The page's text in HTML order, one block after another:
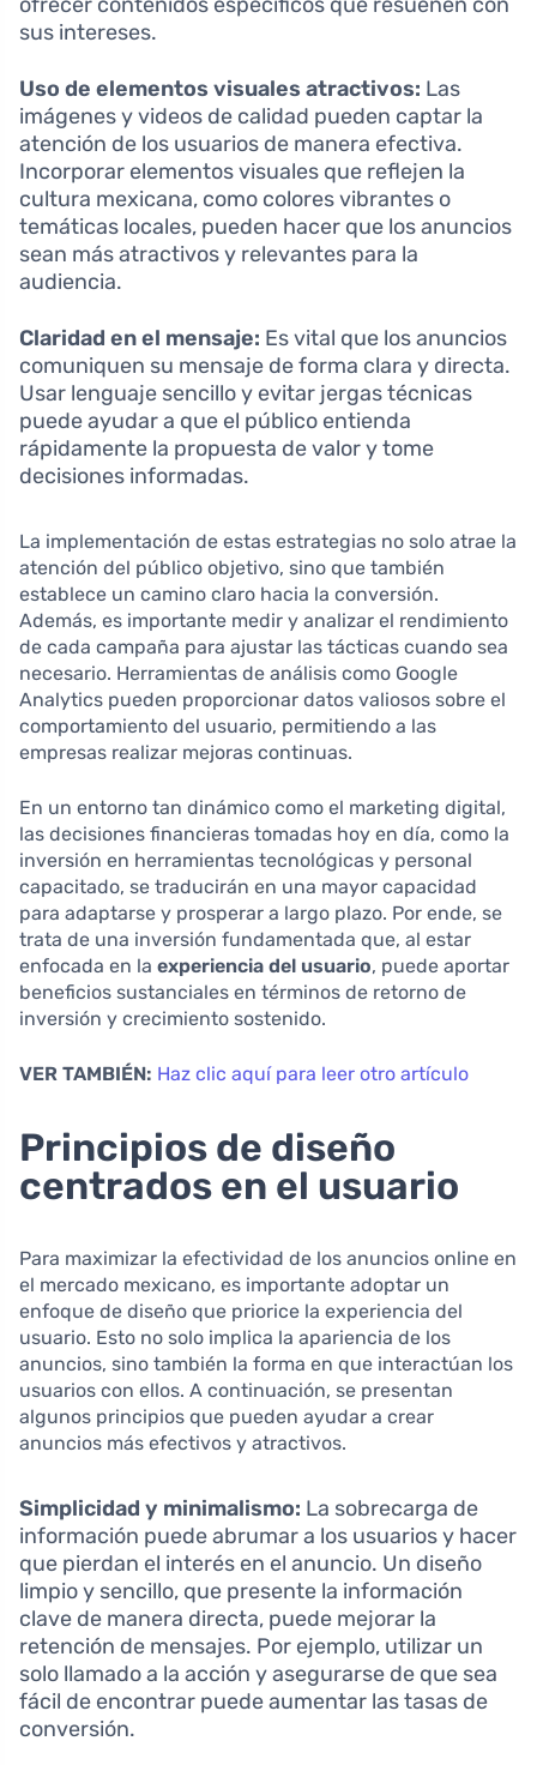
sus intereses.
Uso de elementos visuales atractivos: Las
imágenes y videos de calidad pueden captar la
atención de los usuarios de manera efectiva.
Incorporar elementos visuales que reflejen la
cultura mexicana, como colores vibrantes o
temáticas locales, pueden hacer que los anuncios
sean más atractivos y relevantes para la
audiencia.
Claridad en el mensaje: Es vital que los anuncios
comuniquen su mensaje de forma clara y directa.
Usar lenguaje sencillo y evitar jergas técnicas
puede ayudar a que el público entienda
rápidamente la propuesta de valor y tome
decisiones informadas.
La implementación de estas estrategias no solo atrae la
atención del público objetivo, sino que también
establece un camino claro hacia la conversión.
Además, es importante medir y analizar el rendimiento
de cada campaña para ajustar las tácticas cuando sea
necesario. Herramientas de análisis como Google
Analytics pueden proporcionar datos valiosos sobre el
comportamiento del usuario, permitiendo a las
empresas realizar mejoras continuas.
En un entorno tan dinámico como el marketing digital,
las decisiones financieras tomadas hoy en día, como la
inversión en herramientas tecnológicas y personal
capacitado, se traducirán en una mayor capacidad
para adaptarse y prosperar a largo plazo. Por ende, se
trata de una inversión fundamentada que, al estar
enfocada en la experiencia del usuario, puede aportar
beneficios sustanciales en términos de retorno de
inversión y crecimiento sostenido.
VER TAMBIÉN: Haz clic aquí para leer otro artículo
Principios de diseño
centrados en el usuario
Para maximizar la efectividad de los anuncios online en
el mercado mexicano, es importante adoptar un
enfoque de diseño que priorice la experiencia del
usuario. Esto no solo implica la apariencia de los
anuncios, sino también la forma en que interactúan los
usuarios con ellos. A continuación, se presentan
algunos principios que pueden ayudar a crear
anuncios más efectivos y atractivos.
Simplicidad y minimalismo: La sobrecarga de
información puede abrumar a los usuarios y hacer
que pierdan el interés en el anuncio. Un diseño
limpio y sencillo, que presente la información
clave de manera directa, puede mejorar la
retención de mensajes. Por ejemplo, utilizar un
solo llamado a la acción y asegurarse de que sea
fácil de encontrar puede aumentar las tasas de
conversión.